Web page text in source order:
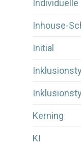
Inhouse-
Initial
Kerning
KI